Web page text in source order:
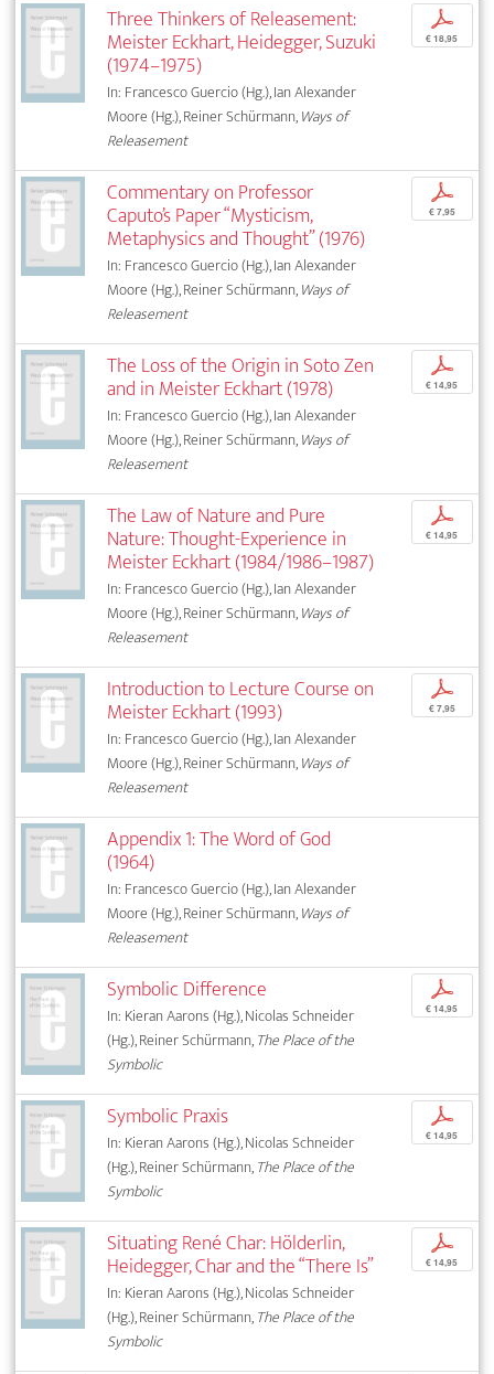
Three Thinkers of Releasement:
Meister Eckhart, Heidegger, Suzuki
(1974–1975)
In: Francesco Guercio (Hg.), Ian Alexander
Moore (Hg.), Reiner Schürmann,Ways of
Releasement
p
€ 18,95
Commentary on Professor
Caputo’s Paper “Mysticism,
Metaphysics and Thought” (1976)
In: Francesco Guercio (Hg.), Ian Alexander
Moore (Hg.), Reiner Schürmann,Ways of
Releasement
p
€ 7,95
The Loss of the Origin in Soto Zen
and in Meister Eckhart (1978)
In: Francesco Guercio (Hg.), Ian Alexander
Moore (Hg.), Reiner Schürmann,Ways of
Releasement
p
€ 14,95
The Law of Nature and Pure
Nature: Thought-Experience in
Meister Eckhart (1984/1986–1987)
In: Francesco Guercio (Hg.), Ian Alexander
Moore (Hg.), Reiner Schürmann,Ways of
Releasement
p
€ 14,95
Introduction to Lecture Course on
Meister Eckhart (1993)
In: Francesco Guercio (Hg.), Ian Alexander
Moore (Hg.), Reiner Schürmann,Ways of
Releasement
p
€ 7,95
Appendix 1: The Word of God
(1964)
In: Francesco Guercio (Hg.), Ian Alexander
Moore (Hg.), Reiner Schürmann,Ways of
Releasement
Symbolic Difference
In: Kieran Aarons (Hg.), Nicolas Schneider
(Hg.), Reiner Schürmann,The Place of the
Symbolic
p
€ 14,95
Symbolic Praxis
In: Kieran Aarons (Hg.), Nicolas Schneider
(Hg.), Reiner Schürmann,The Place of the
Symbolic
p
€ 14,95
Situating René Char: Hölderlin,
Heidegger, Char and the “There Is”
In: Kieran Aarons (Hg.), Nicolas Schneider
(Hg.), Reiner Schürmann,The Place of the
Symbolic
p
€ 14,95